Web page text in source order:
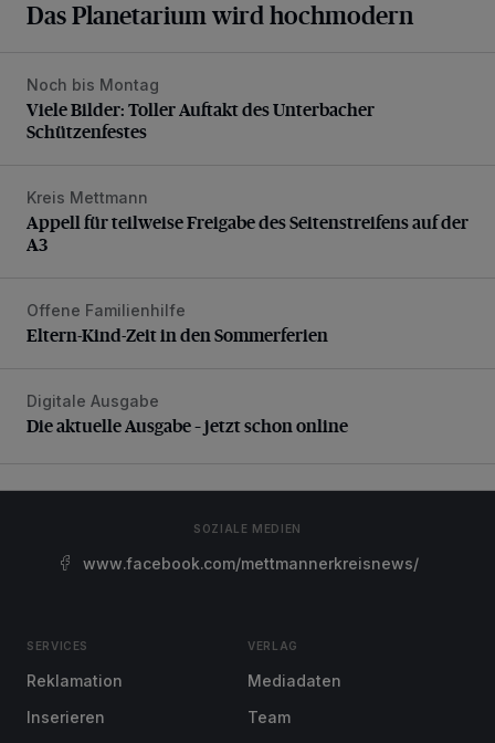
Das Planetarium wird hochmodern
Viele Bilder: Toller Auftakt des Unterbacher
Noch bis Montag
Viele Bilder: Toller Auftakt des Unterbacher
Schützenfestes
Appell für teilweise Freigabe des Seitenstreifens auf der A3
Kreis Mettmann
Appell für teilweise Freigabe des Seitenstreifens auf der
A3
Eltern-Kind-Zeit in den Sommerferien
Offene Familienhilfe
Eltern-Kind-Zeit in den Sommerferien
Die aktuelle Ausgabe – jetzt schon online
Digitale Ausgabe
Die aktuelle Ausgabe – jetzt schon online
SOZIALE MEDIEN
www.facebook.com/mettmannerkreisnews/
SERVICES
Reklamation
Inserieren
VERLAG
Mediadaten
Team